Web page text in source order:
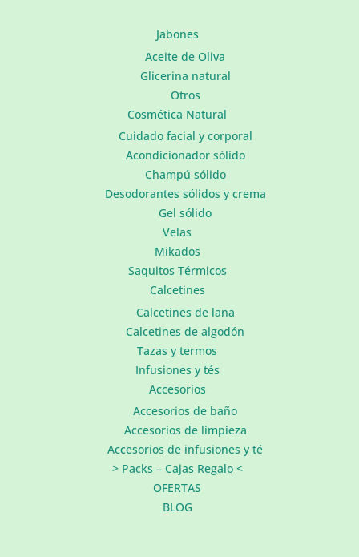
Jabones
Aceite de Oliva
Glicerina natural
Otros
Cosmética Natural
Cuidado facial y corporal
Acondicionador sólido
Champú sólido
Desodorantes sólidos y crema
Gel sólido
Velas
Mikados
Saquitos Térmicos
Calcetines
Calcetines de lana
Calcetines de algodón
Tazas y termos
Infusiones y tés
Accesorios
Accesorios de baño
Accesorios de limpieza
Accesorios de infusiones y té
> Packs – Cajas Regalo <
OFERTAS
BLOG